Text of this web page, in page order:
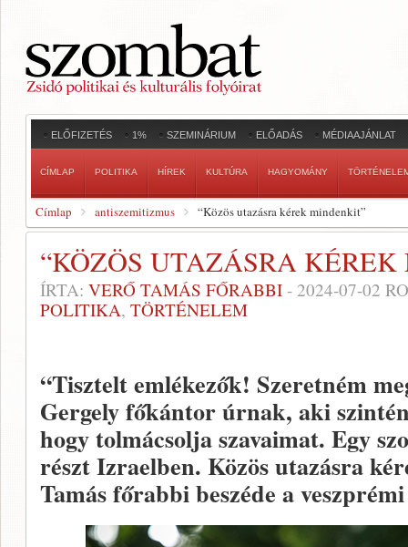
ELŐFIZETÉS 1% SZEMINÁRIUM ELŐADÁS MÉDIAAJÁNLAT
CÍMLAP POLITIKA HÍREK KULTÚRA HAGYOMÁNY
Címlap antiszemitizmus “Közös utazásra kérek mindenkit”
“KÖZÖS UTAZÁSRA
ÍRTA: VERŐ TAMÁS FŐRABBI - 2024-07-02
POLITIKA, TÖRTÉNELEM
“Tisztelt emlékezők! Szeretném
Gergely főkántor úrnak, aki
hogy tolmácsolja szavaimat. Egy
részt Izraelben. Közös utazásra
Tamás főrabbi beszéde a